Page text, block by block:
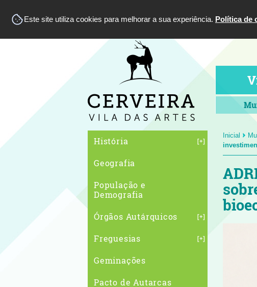
Este site utiliza cookies para melhorar a sua experiência. Política de
História
Geografia
População e
Demografia
Órgãos Autárquicos
Freguesias
Geminações
Pacto de Autarcas
Inicial